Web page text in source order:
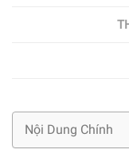
Nội Dung Chính